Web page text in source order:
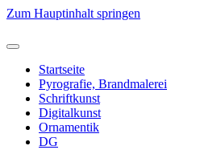
Zum Hauptinhalt springen
Startseite
Pyrografie, Brandmalerei
Schriftkunst
Digitalkunst
Ornamentik
DG